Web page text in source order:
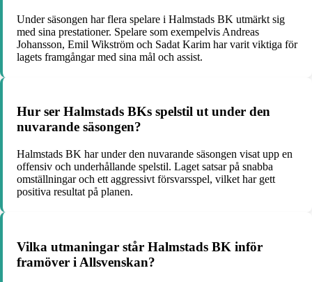
Under säsongen har flera spelare i Halmstads BK utmärkt sig
med sina prestationer. Spelare som exempelvis Andreas
Johansson, Emil Wikström och Sadat Karim har varit viktiga för
lagets framgångar med sina mål och assist.
Hur ser Halmstads BKs spelstil ut under den
nuvarande säsongen?
Halmstads BK har under den nuvarande säsongen visat upp en
offensiv och underhållande spelstil. Laget satsar på snabba
omställningar och ett aggressivt försvarsspel, vilket har gett
positiva resultat på planen.
Vilka utmaningar står Halmstads BK inför
framöver i Allsvenskan?